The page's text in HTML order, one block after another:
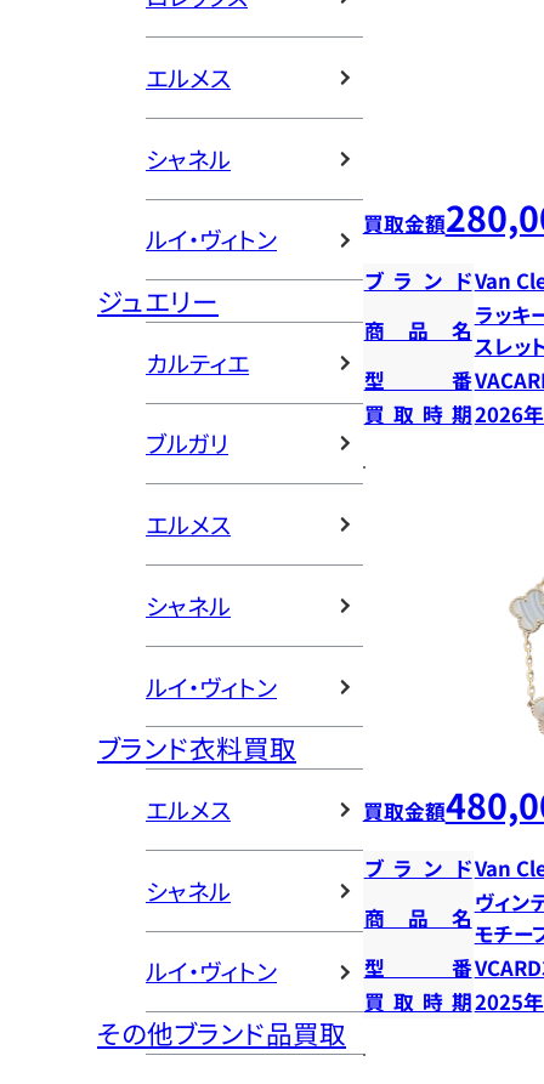
エルメス
シャネル
ルイ・ヴィトン
ジュエリー
カルティエ
ブルガリ
エルメス
シャネル
ルイ・ヴィトン
ブランド衣料買取
エルメス
シャネル
ルイ・ヴィトン
その他ブランド品買取
買取金額
ブランドVan
商品名
ラッキ
スレッ
型番
買取時期2026
買取金額
ブランドVan
商品名
ヴィン
モチー
型番
買取時期2025